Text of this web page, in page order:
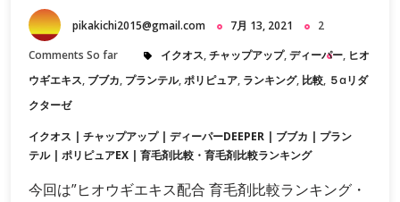
pikakichi2015@gmail.com 7月 13, 2021
2
Comments So far
イクオス,チャップアップ,ディーパー, ヒオ
ウギエキス, ブブカ, プランテル,ポリピュア, ランキング, 比較, ５αリダ
クターゼ
イクオス | チャップアップ| ディーパーDEEPER | ブブカ | プラン
テル| ポリピュアEX | 育毛剤比較・育毛剤比較ランキング
今回は”ヒオウギエキス配合 育毛剤比較ランキング・